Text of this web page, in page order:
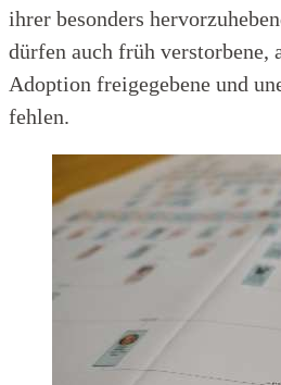
ihrer besonders
dürfen auch früh verstorbene,
Adoption freigegebene und
fehlen.